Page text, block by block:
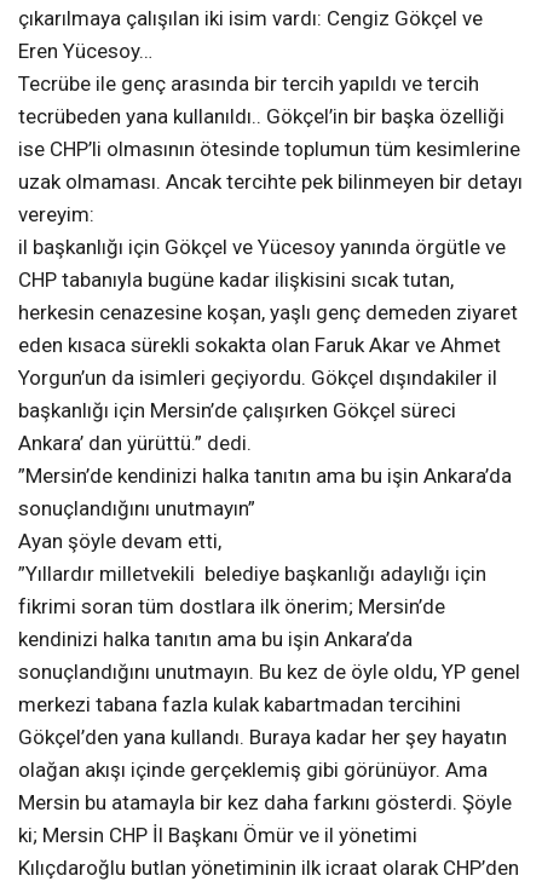
çıkarılmaya çalışılan iki isim vardı: Cengiz Gökçel ve
Eren Yücesoy…
Tecrübe ile genç arasında bir tercih yapıldı ve tercih
tecrübeden yana kullanıldı.. Gökçel’in bir başka özelliği
ise CHP’li olmasının ötesinde toplumun tüm kesimlerine
uzak olmaması. Ancak tercihte pek bilinmeyen bir detayı
vereyim:
il başkanlığı için Gökçel ve Yücesoy yanında örgütle ve
CHP tabanıyla bugüne kadar ilişkisini sıcak tutan,
herkesin cenazesine koşan, yaşlı genç demeden ziyaret
eden kısaca sürekli sokakta olan Faruk Akar ve Ahmet
Yorgun’un da isimleri geçiyordu. Gökçel dışındakiler il
başkanlığı için Mersin’de çalışırken Gökçel süreci
Ankara’ dan yürüttü.” dedi.
”Mersin’de kendinizi halka tanıtın ama bu işin Ankara’da
sonuçlandığını unutmayın”
Ayan şöyle devam etti,
”Yıllardır milletvekili belediye başkanlığı adaylığı için
fikrimi soran tüm dostlara ilk önerim; Mersin’de
kendinizi halka tanıtın ama bu işin Ankara’da
sonuçlandığını unutmayın. Bu kez de öyle oldu, YP genel
merkezi tabana fazla kulak kabartmadan tercihini
Gökçel’den yana kullandı. Buraya kadar her şey hayatın
olağan akışı içinde gerçeklemiş gibi görünüyor. Ama
Mersin bu atamayla bir kez daha farkını gösterdi. Şöyle
ki; Mersin CHP İl Başkanı Ömür ve il yönetimi
Kılıçdaroğlu butlan yönetiminin ilk icraat olarak CHP’den